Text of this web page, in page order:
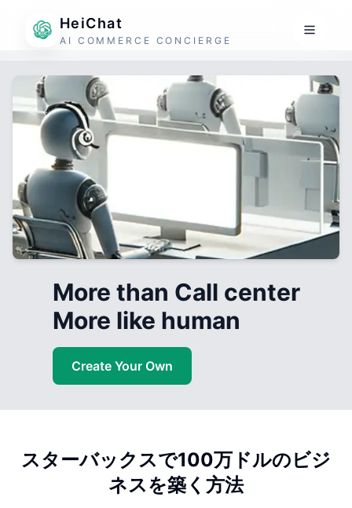
HeiChat
AI COMMERCE CONCIERGE
More than Call center
More like human
Create Your Own
スターバックスで100万ドルのビジ
ネスを築く方法